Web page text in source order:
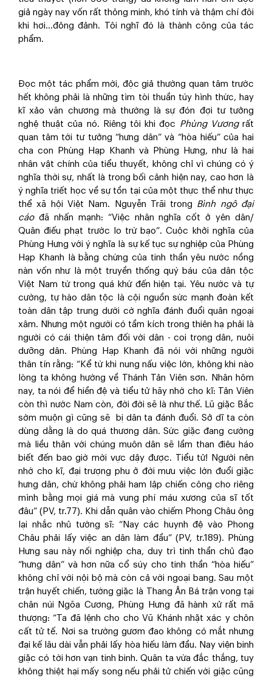
giả ngày nay vốn rất thông minh, khó tính và thậm chí đôi
khi hơi…đỏng đảnh. Tôi nghĩ đó là thành công của tác
phẩm.
Đọc một tác phẩm mới, độc giả thường quan tâm trước
hết không phải là những tìm tòi thuần túy hình thức, hay
kĩ xảo văn chương mà thường là sự đón đợi tư tưởng
nghệ thuật của nó. Riêng tôi khi đọc Phùng Vươngrất
quan tâm tới tư tưởng “hưng dân” và “hòa hiếu” của hai
cha con Phùng Hạp Khanh và Phùng Hưng, như là hai
nhân vật chính của tiểu thuyết, không chỉ vì chúng có ý
nghĩa thời sự, nhất là trong bối cảnh hiện nay, cao hơn là
ý nghĩa triết học về sự tồn tại của một thực thể như thực
thể xã hội Việt Nam. Nguyễn Trãi trong Bình ngô đại
cáođã nhấn mạnh: “Việc nhân nghĩa cốt ở yên dân/
Quân điếu phạt trước lo trừ bạo”. Cuộc khởi nghĩa của
Phùng Hưng với ý nghĩa là sự kế tục sự nghiệp của Phùng
Hạp Khanh là bằng chứng của tinh thần yêu nước nồng
nàn vốn như là một truyền thống quý báu của dân tộc
Việt Nam từ trong quá khứ đến hiện tại. Yêu nước và tự
cường, tự hào dân tộc là cội nguồn sức mạnh đoàn kết
toàn dân tập trung dưới cờ nghĩa đánh đuổi quân ngoại
xâm. Nhưng một người có tầm kích trong thiên hạ phải là
người có cái thiện tâm đối với dân - coi trọng dân, nuôi
dưỡng dân. Phùng Hạp Khanh đã nói với những người
thân tín rằng: “Kể từ khi nung nấu việc lớn, không khi nào
lòng ta không hướng về Thánh Tản Viên sơn. Nhân hôm
nay, ta nói để hiền đệ và tiểu tử hãy nhớ cho kĩ: Tản Viên
còn thì nước Nam còn, đời đời sẽ là như thế. Lũ giặc Bắc
sớm muộn gì cũng sẽ bị dân ta đánh đuổi. Sở dĩ ta còn
dùng dằng là do quá thương dân. Sức giặc đang cường
mà liều thân với chúng muôn dân sẽ lầm than điêu háo
biết đến bao giờ mới vực dậy được. Tiểu tử! Người nên
nhớ cho kĩ, đại trượng phu ở đời mưu việc lớn đuổi giặc
hưng dân, chứ không phải ham lập chiến công cho riêng
mình bằng mọi giá mà vung phí máu xương của sĩ tốt
đâu” (PV, tr.77). Khi dẫn quân vào chiếm Phong Châu ông
lại nhắc nhủ tướng sĩ: “Nay các huynh đệ vào Phong
Châu phải lấy việc an dân làm đầu” (PV, tr.189). Phùng
Hưng sau này nối nghiệp cha, duy trì tinh thần chủ đạo
“hưng dân” và hơn nữa cổ súy cho tinh thần “hòa hiếu”
không chỉ với nội bộ mà còn cả với ngoại bang. Sau một
trận huyết chiến, tướng giặc là Thang Ân Bá trận vong tại
chân núi Ngõa Cương, Phùng Hưng đã hành xử rất mã
thượng: “Ta đã lệnh cho cho Vũ Khánh nhặt xác y chôn
cất tử tế. Nơi sa trường gươm đao không có mắt nhưng
đại kế lâu dài vẫn phải lấy hòa hiếu làm đầu. Nay viện binh
giặc có tới hơn vạn tinh binh. Quân ta vừa đắc thắng, tuy
không thiệt hại mấy song nếu phải tử chiến với giặc cũng